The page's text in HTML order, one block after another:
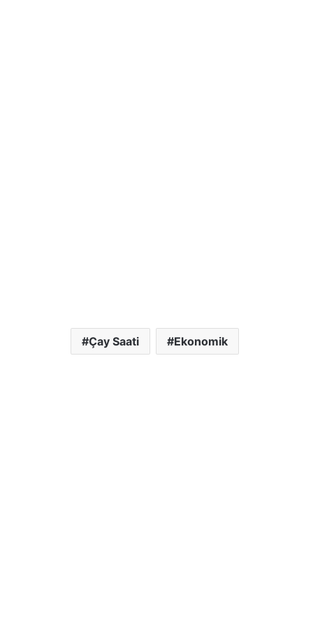
Çay Saati Ekonomik